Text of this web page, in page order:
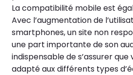
La compatibilité mobile est
Avec l’augmentation de
smartphones, un site non
une part importante de son
indispensable de s’assurer
adapté aux différents types